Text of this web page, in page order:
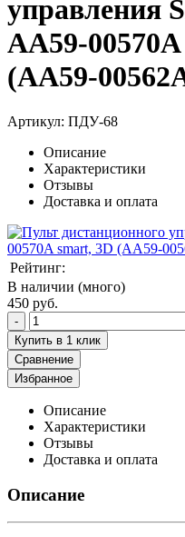
управления
AA59-
(AA59-
Артикул: ПДУ-68
Описание
Характеристики
Отзывы
Доставка и оплата
Рейтинг:
В наличии (много)
450 руб.
Купить в 1 клик
Сравнение
Избранное
Описание
Характеристики
Отзывы
Доставка и оплата
Описание